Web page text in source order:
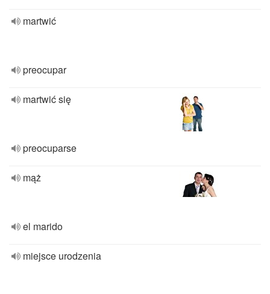
martwić
preocupar
martwić się
preocuparse
mąż
el marido
miejsce urodzenia